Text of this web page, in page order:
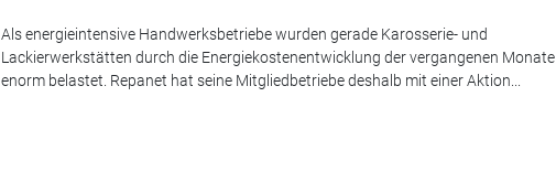
Als energieintensive Handwerksbetriebe wurden gerade Karosserie- und
Lackierwerkstätten durch die Energiekostenentwicklung der vergangenen Monate
enorm belastet. Repanet hat seine Mitgliedbetriebe deshalb mit einer Aktion...